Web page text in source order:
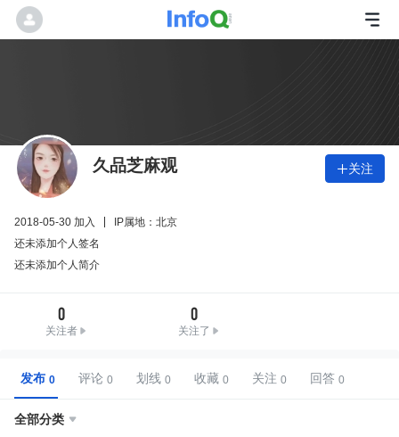
久品芝麻观 关注
2018-05-30 加入
IP属地：北京
还未添加个人签名
还未添加个人简介
0
关注者
0
关注了
发布 评论 划线 收藏 关注 回答
全部分类 